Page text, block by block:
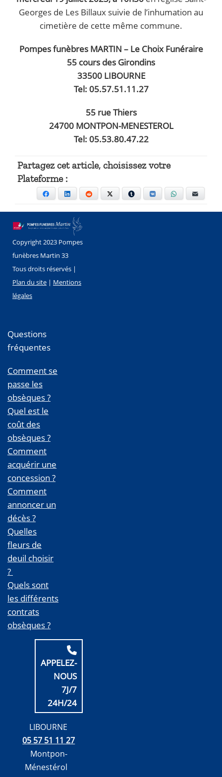
Georges de Les Billaux suivie de l’inhumation au
cimetière de cette même commune.
Pompes funèbres MARTIN – Le Choix Funéraire
55 cours des Girondins
33500 LIBOURNE
Tel: 05.57.51.11.27
55 rue Thiers
24700 MONTPON-MENESTEROL
Tel: 05.53.80.47.22
Partagez cet article, choisissez votre
Plateforme :
Facebook LinkedIn Reddit Tumblr VKontakteWhatsApp
Copyright 2023 Pompes
funèbres Martin 33
Tous droits réservés |
Plan du site | Mentions
légales
Questions
fréquentes
Comment se
passe les
obsèques ?
Quel est le
coût des
obsèques ?
Comment
acquérir une
concession ?
Comment
annoncer un
décès ?
Quelles
fleurs de
deuil choisir
?
Quels sont
les différents
contrats
obsèques ?
APPELEZ-
NOUS
7J/7
24H/24
LIBOURNE
05 57 51 11 27
Montpon-
Ménestérol